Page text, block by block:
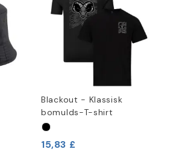
Blackout - Klassisk
bomulds-T-shirt
15,83 £